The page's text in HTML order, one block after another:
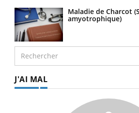
Maladie de Charcot
amyotrophique)
J'AI MAL